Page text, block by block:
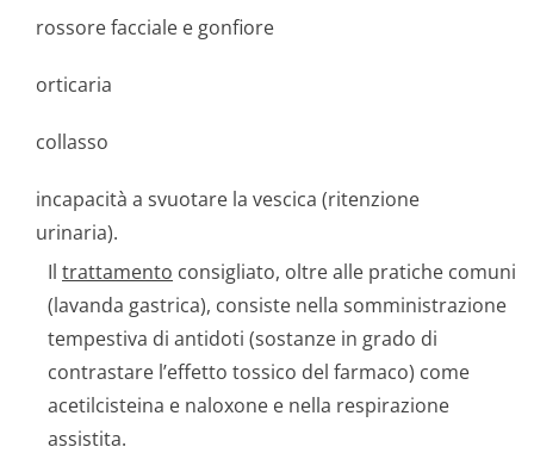
rossore facciale e gonfiore
orticaria
collasso
incapacità a svuotare la vescica (ritenzione
urinaria).
Il trattamento consigliato, oltre alle pratiche comuni
(lavanda gastrica), consiste nella somministrazione
tempestiva di antidoti (sostanze in grado di
contrastare l’effetto tossico del farmaco) come
acetilcisteina e naloxone e nella respirazione
assistita.